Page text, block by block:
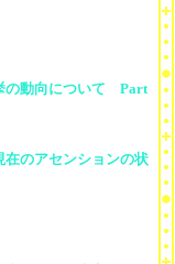
の動向について Part
在のアセンションの状